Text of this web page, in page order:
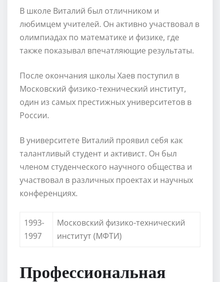
В школе Виталий был отличником и
любимцем учителей. Он активно участвовал в
олимпиадах по математике и физике, где
также показывал впечатляющие результаты.
После окончания школы Хаев поступил в
Московский физико-технический институт,
один из самых престижных университетов в
России.
В университете Виталий проявил себя как
талантливый студент и активист. Он был
членом студенческого научного общества и
участвовал в различных проектах и научных
конференциях.
1993-
1997
Московский физико-технический
институт (МФТИ)
Профессиональная